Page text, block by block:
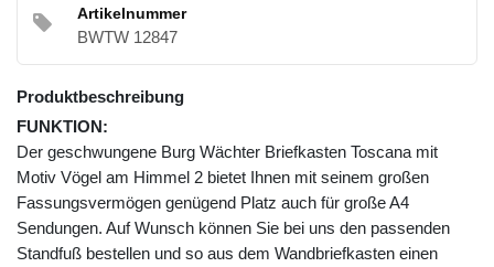
Artikelnummer
BWTW 12847
Produktbeschreibung
FUNKTION:
Der geschwungene Burg Wächter Briefkasten Toscana mit
Motiv Vögel am Himmel 2 bietet Ihnen mit seinem großen
Fassungsvermögen genügend Platz auch für große A4
Sendungen. Auf Wunsch können Sie bei uns den passenden
Standfuß bestellen und so aus dem Wandbriefkasten einen